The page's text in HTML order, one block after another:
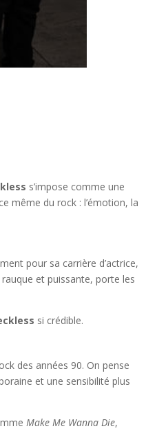
s’impose comme une
même du rock : l’émotion, la
pour sa carrière d’actrice,
et puissante, porte les
si crédible.
des années 90. On pense
et une sensibilité plus
Make Me Wanna Die,